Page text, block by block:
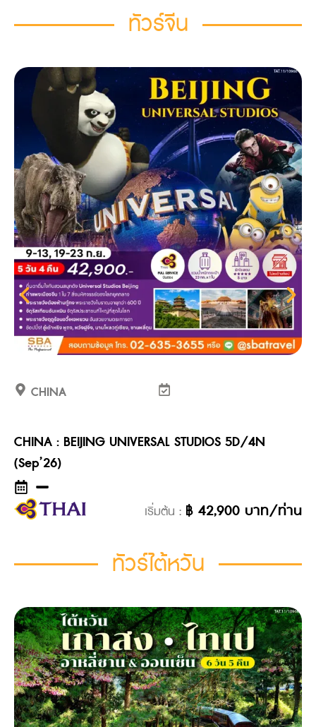
ทัวร์จีน
CHINA
CHINA : BEIJING UNIVERSAL STUDIOS 5D/4N
(Sep’26)
เริ่มต้น : ฿42,900บาท/ท่าน
ทัวร์ไต้หวัน